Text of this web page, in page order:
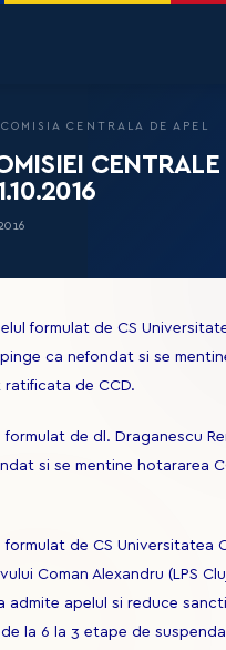
CENTRALA DE APEL
CENTRALE
formulat de CS
ca nefondat si se
ratificata de CCD.
formulat de dl. Draganescu
si se mentine hotararea
formulat de CS Universitatea
Coman Alexandru (LPS
admite apelul si reduce
la 6 la 3 etape de